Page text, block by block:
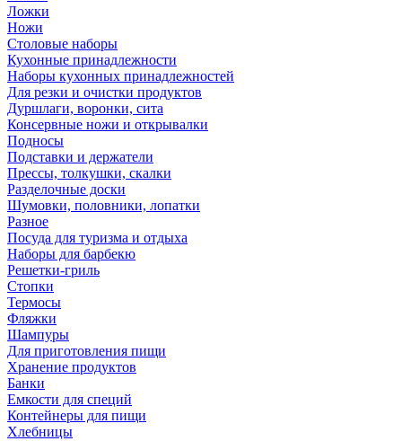
Ложки
Ножи
Столовые наборы
Кухонные принадлежности
Наборы кухонных принадлежностей
Для резки и очистки продуктов
Дуршлаги, воронки, сита
Консервные ножи и открывалки
Подносы
Подставки и держатели
Прессы, толкушки, скалки
Разделочные доски
Шумовки, половники, лопатки
Разное
Посуда для туризма и отдыха
Наборы для барбекю
Решетки-гриль
Стопки
Термосы
Фляжки
Шампуры
Для приготовления пищи
Хранение продуктов
Банки
Емкости для специй
Контейнеры для пищи
Хлебницы